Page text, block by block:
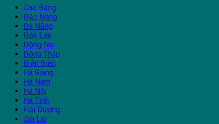
Cao Bằng
Đắc Nông
Đà Nẵng
Đắk Lắk
Đồng Nai
Đồng Tháp
Điện Biên
Hà Giang
Hà Nam
Hà Nội
Hà Tĩnh
Hải Dương
Gia Lai